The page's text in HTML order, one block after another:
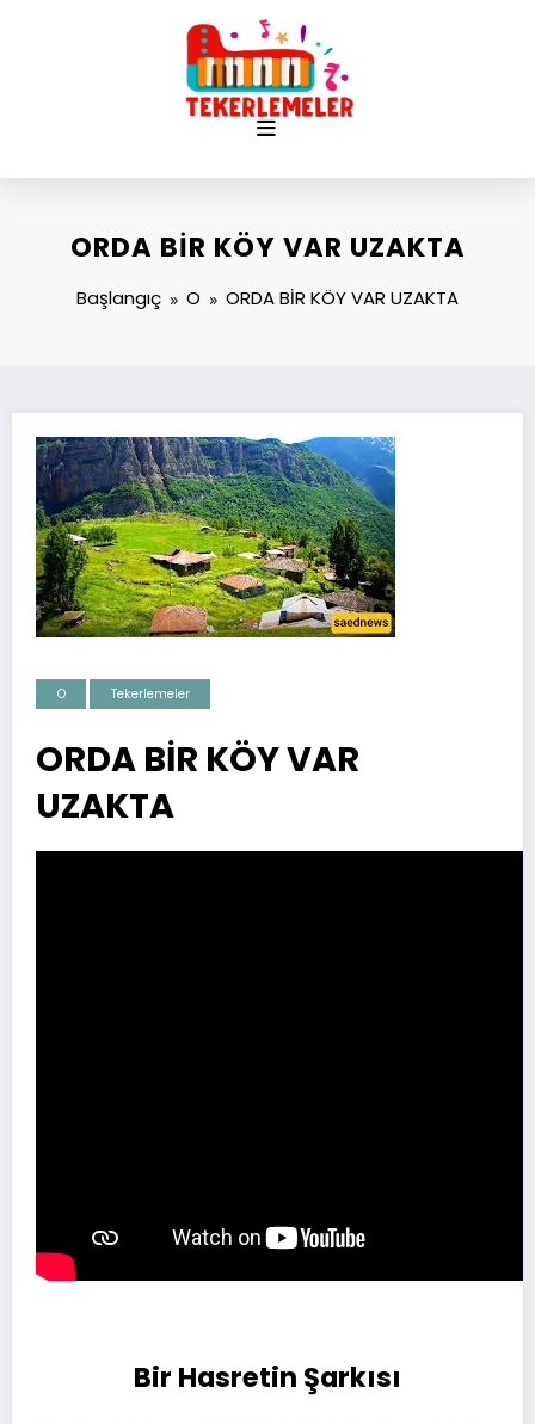
ORDA BİR KÖY VAR UZAKTA
Başlangıç O ORDA BİR KÖY VAR UZAKTA
O Tekerlemeler
ORDA BİR KÖY VAR
UZAKTA
Bir Hasretin Şarkısı